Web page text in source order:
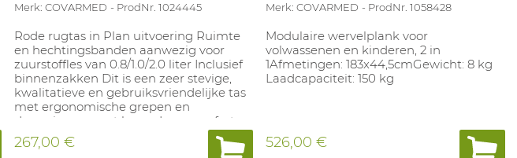
Merk: COVARMED ProdNr. 1024445
Rode rugtas in Plan uitvoering Ruimte
en hechtingsbanden aanwezig voor
zuurstoffles van 0.8/1.0/2.0 liter Inclusief
binnenzakken Dit is een zeer stevige,
kwalitatieve en gebruiksvriendelijke tas
met ergonomische grepen en
draagriemen met hoog draagcomfort
voor rug en schouders. Afmetingen:
48x54x25cm.
267,00 €
Merk: COVARMED ProdNr. 1058428
Modulaire wervelplank voor
volwassenen en kinderen, 2 in
1Afmetingen: 183x44,5cmGewicht: 8 kg
Laadcapaciteit: 150 kg
526,00 €